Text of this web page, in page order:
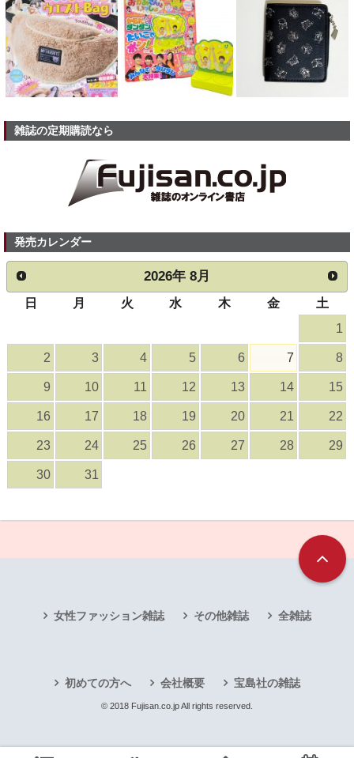
雑誌の定期購読なら
発売カレンダー
2026年 8月
日 月 火 水 木 金
土
1
2 3 4 5 6 7 8
9 10 11 12 13 14 15
16 17 18 19 20 21 22
23 24 25 26 27 28 29
30 31
女性ファッション雑誌 その他雑誌 全雑誌
初めての方へ 会社概要 宝島社の雑誌
© 2018 Fujisan.co.jp All rights reserved.